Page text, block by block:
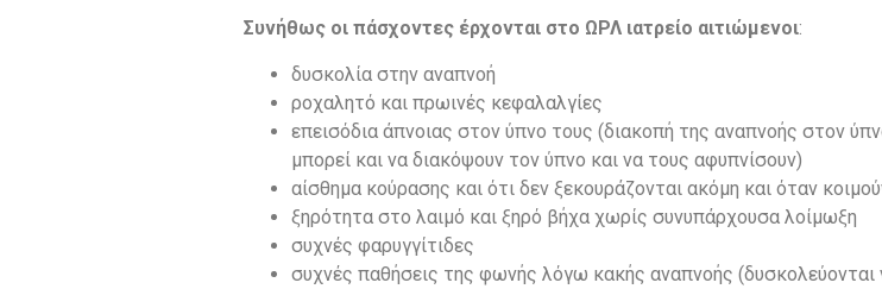
Συνήθως οι πάσχοντες έρχονται στο ΩΡΛ ιατρείο αιτιώμενοι:
δυσκολία στην αναπνοή
ροχαλητό και πρωινές κεφαλαλγίες
επεισόδια άπνοιας στον ύπνο τους (διακοπή της αναπνοής στον
μπορεί και να διακόψουν τον ύπνο και να τους αφυπνίσουν)
αίσθημα κούρασης και ότι δεν ξεκουράζονται ακόμη και όταν
ξηρότητα στο λαιμό και ξηρό βήχα χωρίς συνυπάρχουσα λοίμωξη
συχνές φαρυγγίτιδες
συχνές παθήσεις της φωνής λόγω κακής αναπνοής